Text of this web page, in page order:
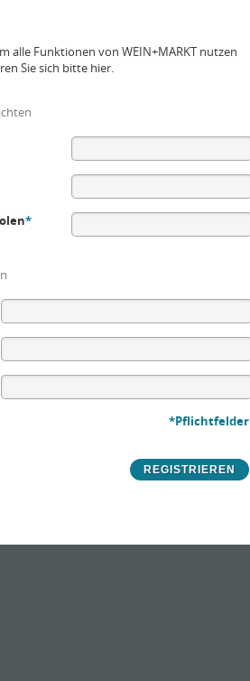
alle Funktionen von WEIN+MARKT nutzen
Sie sich bitte hier.
*
*Pflichtfelder